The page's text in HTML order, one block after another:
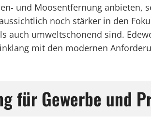
und Moosentfernung anbieten,
noch stärker in den
auch umweltschonend sind.
mit den modernen
für Gewerbe und